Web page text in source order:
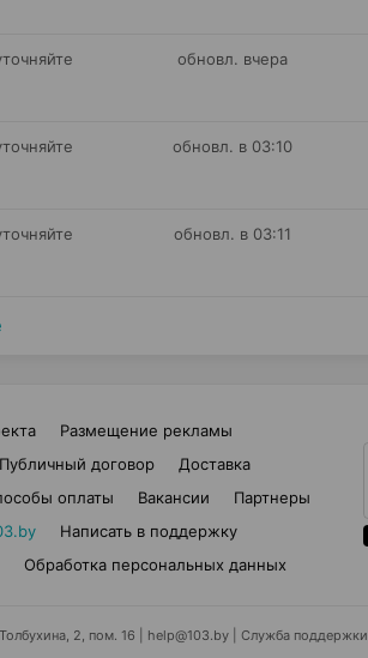
обновл. вчера
обновл. в 03:10
обновл. в 03:11
Размещение рекламы
Публичный договор
Доставка
оплаты Вакансии
Партнеры
Написать в поддержку
Обработка персональных данных
2, пом. 16 | help@103.by Служба поддержки